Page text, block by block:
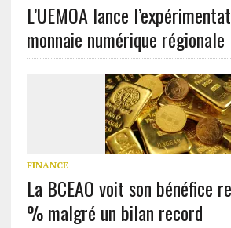
L’UEMOA lance
monnaie numérique régionale
FINANCE
La BCEAO voit son bénéfice
% malgré un bilan record